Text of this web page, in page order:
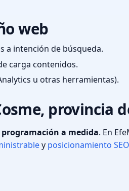
web
a intención de búsqueda.
carga contenidos.
u otras herramientas).
provincia
programación a medida. En
y posicionamiento SEO